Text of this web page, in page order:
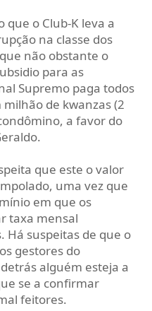
que o Club-K leva a
na classe dos
não obstante o
para as
Supremo paga todos
de kwanzas (2
a favor do
que este o valor
uma vez que
em que os
taxa mensal
Há suspeitas de que o
gestores do
alguém esteja a
se a confirmar
feitores.